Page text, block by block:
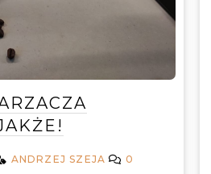
ANDRZEJ SZEJA 0